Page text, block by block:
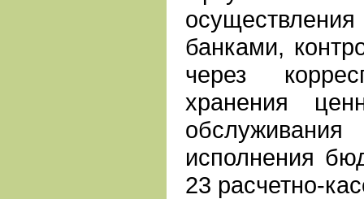
банками,
через
хранения
исполнения
23 расчетно-